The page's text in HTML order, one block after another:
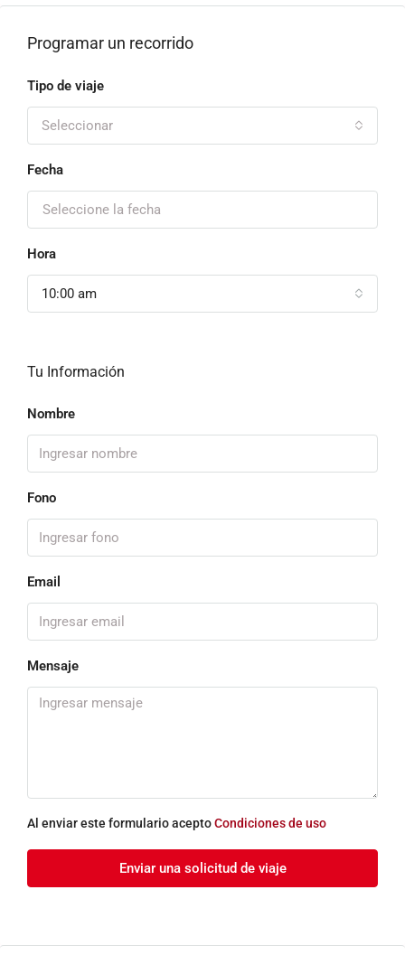
Programar un recorrido
Tipo de viaje
Seleccionar
Fecha
Hora
10:00 am
Tu Información
Nombre
Fono
Email
Mensaje
Al enviar este formulario aceptoCondiciones de uso
Enviar una solicitud de viaje